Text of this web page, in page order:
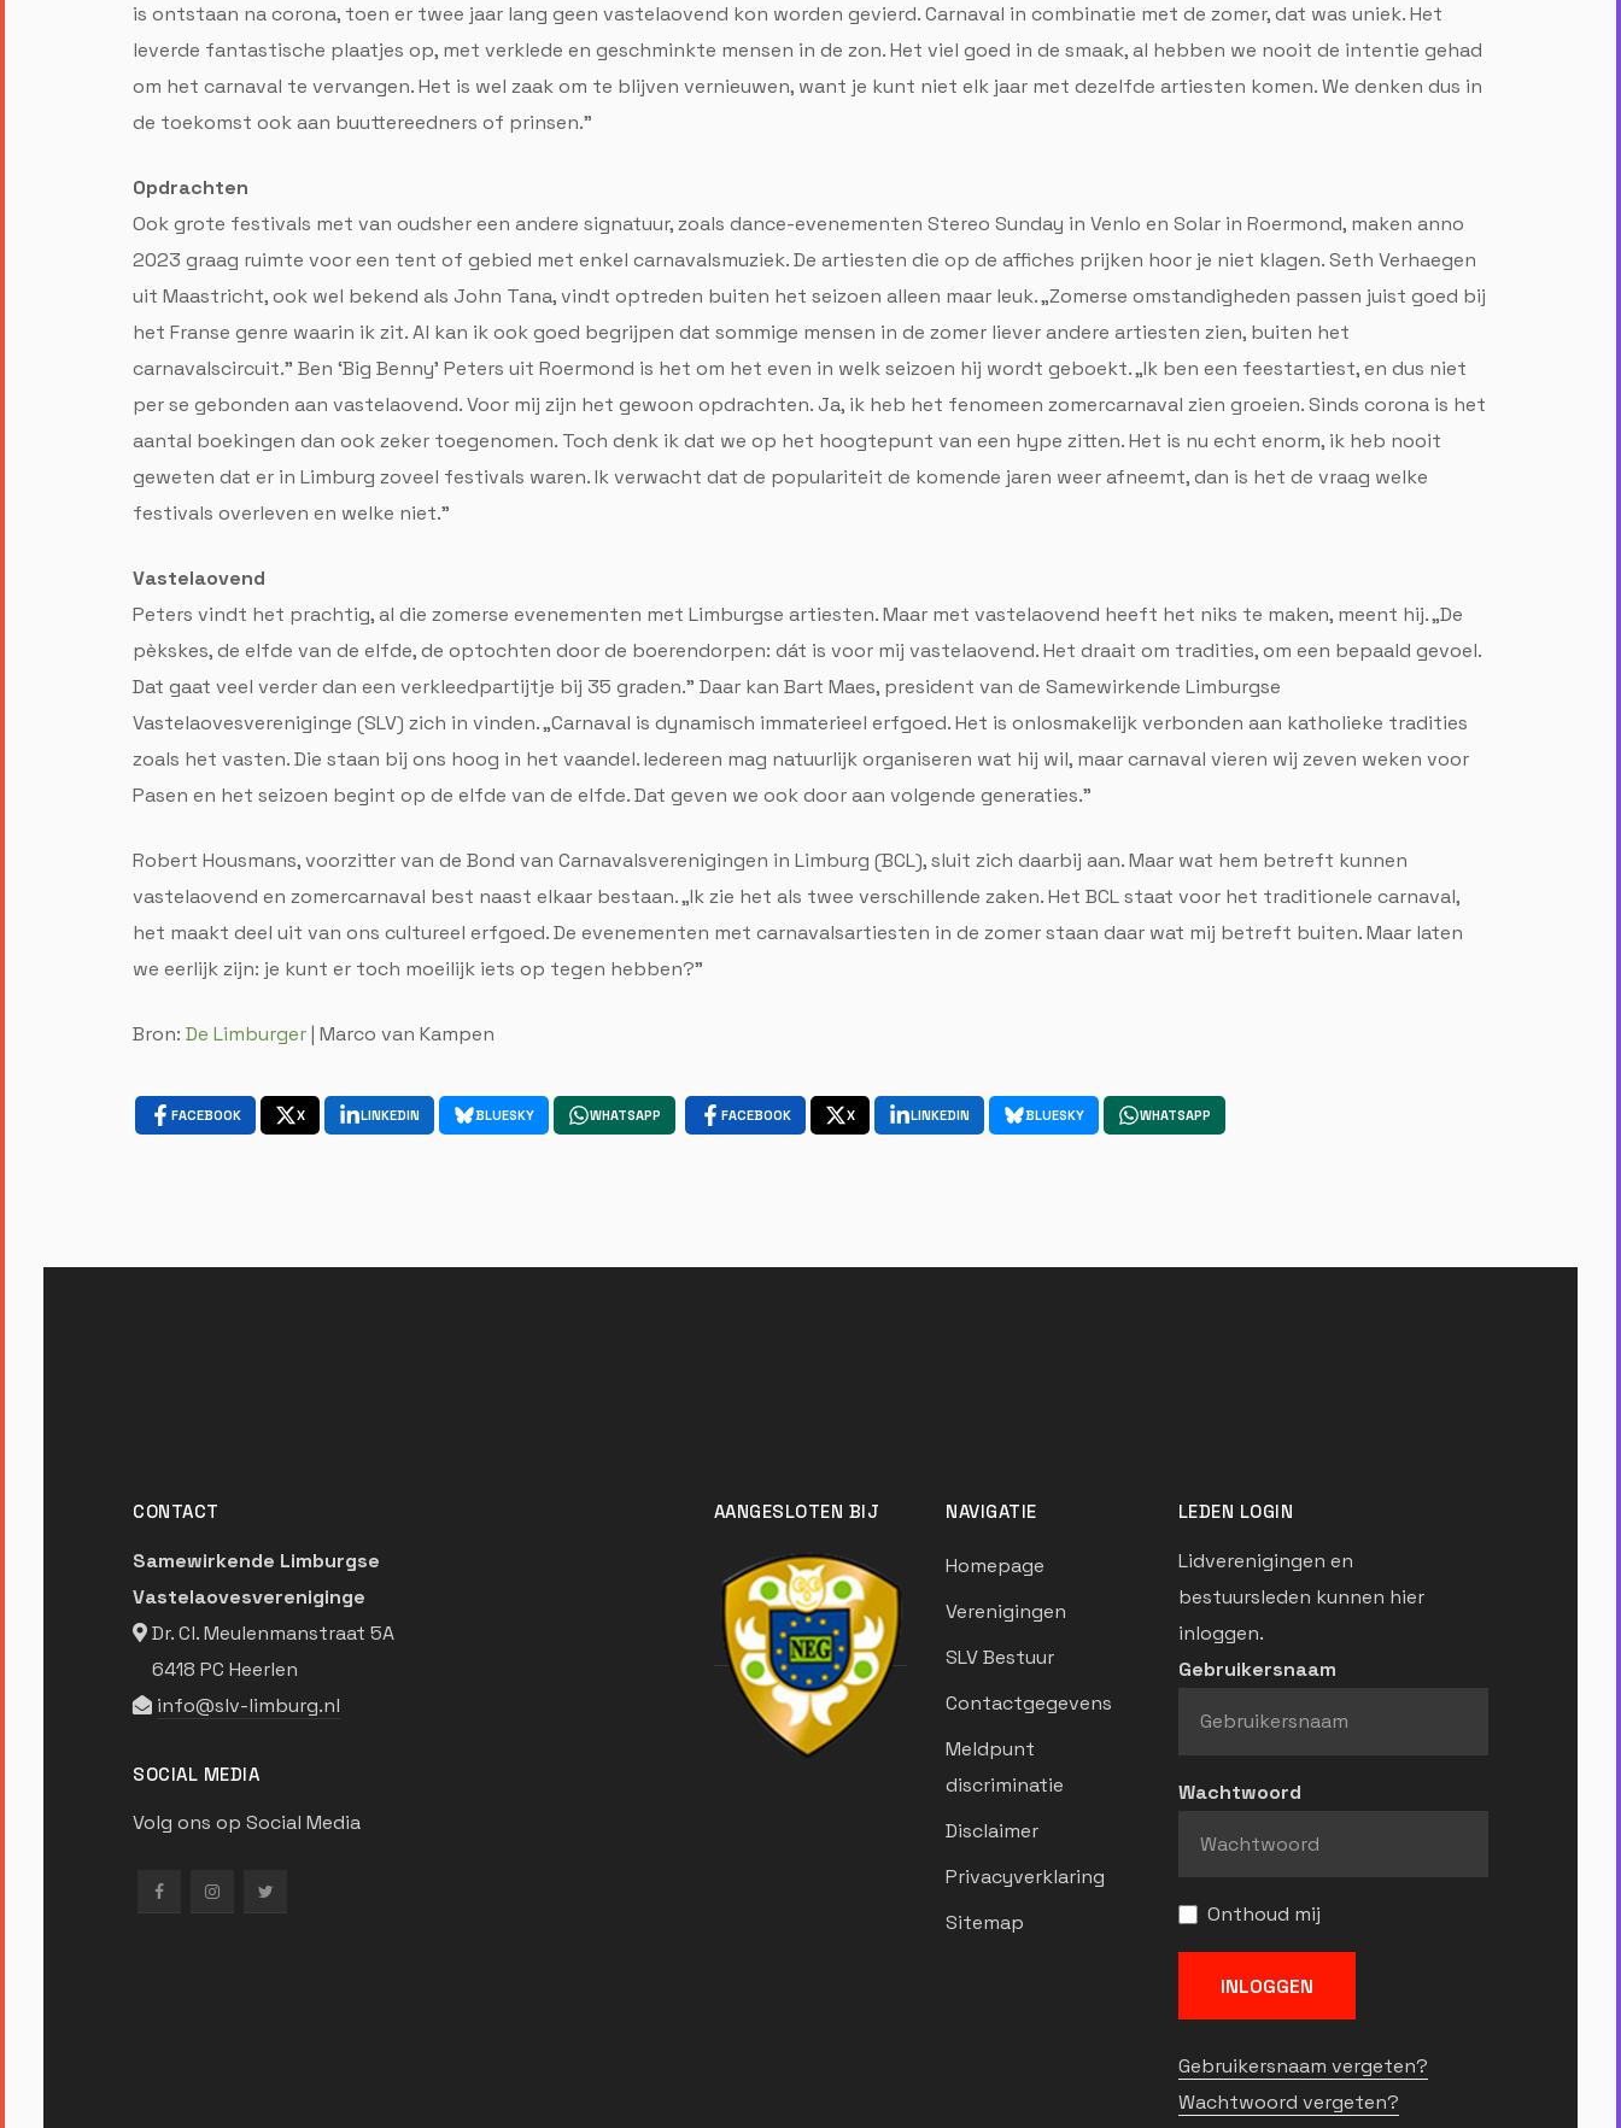
is ontstaan na corona, toen er twee jaar lang geen vastelaovend kon worden gevierd. Carnaval in combinatie met de zomer, dat was uniek. Het
leverde fantastische plaatjes op, met verklede en geschminkte mensen in de zon. Het viel goed in de smaak, al hebben we nooit de intentie gehad
om het carnaval te vervangen. Het is wel zaak om te blijven vernieuwen, want je kunt niet elk jaar met dezelfde artiesten komen. We denken dus in
de toekomst ook aan buuttereedners of prinsen.”
Opdrachten
Ook grote festivals met van oudsher een andere signatuur, zoals dance-evenementen Stereo Sunday in Venlo en Solar in Roermond, maken anno
2023 graag ruimte voor een tent of gebied met enkel carnavalsmuziek. De artiesten die op de affiches prijken hoor je niet klagen. Seth Verhaegen
uit Maastricht, ook wel bekend als John Tana, vindt optreden buiten het seizoen alleen maar leuk. „Zomerse omstandigheden passen juist goed bij
het Franse genre waarin ik zit. Al kan ik ook goed begrijpen dat sommige mensen in de zomer liever andere artiesten zien, buiten het
carnavalscircuit.” Ben ‘Big Benny’ Peters uit Roermond is het om het even in welk seizoen hij wordt geboekt. „Ik ben een feestartiest, en dus niet
per se gebonden aan vastelaovend. Voor mij zijn het gewoon opdrachten. Ja, ik heb het fenomeen zomercarnaval zien groeien. Sinds corona is het
aantal boekingen dan ook zeker toegenomen. Toch denk ik dat we op het hoogtepunt van een hype zitten. Het is nu echt enorm, ik heb nooit
geweten dat er in Limburg zoveel festivals waren. Ik verwacht dat de populariteit de komende jaren weer afneemt, dan is het de vraag welke
festivals overleven en welke niet.”
Vastelaovend
Peters vindt het prachtig, al die zomerse evenementen met Limburgse artiesten. Maar met vastelaovend heeft het niks te maken, meent hij. „De
pèkskes, de elfde van de elfde, de optochten door de boerendorpen: dát is voor mij vastelaovend. Het draait om tradities, om een bepaald gevoel.
Dat gaat veel verder dan een verkleedpartijtje bij 35 graden.” Daar kan Bart Maes, president van de Samewirkende Limburgse
Vastelaovesvereniginge (SLV) zich in vinden. „Carnaval is dynamisch immaterieel erfgoed. Het is onlosmakelijk verbonden aan katholieke tradities
zoals het vasten. Die staan bij ons hoog in het vaandel. Iedereen mag natuurlijk organiseren wat hij wil, maar carnaval vieren wij zeven weken voor
Pasen en het seizoen begint op de elfde van de elfde. Dat geven we ook door aan volgende generaties.”
Robert Housmans, voorzitter van de Bond van Carnavalsverenigingen in Limburg (BCL), sluit zich daarbij aan. Maar wat hem betreft kunnen
vastelaovend en zomercarnaval best naast elkaar bestaan. „Ik zie het als twee verschillende zaken. Het BCL staat voor het traditionele carnaval,
het maakt deel uit van ons cultureel erfgoed. De evenementen met carnavalsartiesten in de zomer staan daar wat mij betreft buiten. Maar laten
we eerlijk zijn: je kunt er toch moeilijk iets op tegen hebben?”
Bron: De Limburger | Marco van Kampen
FACEBOOK X LINKEDIN BLUESKY WHATSAPP FACEBOOK X LINKEDIN BLUESKY WHATSAPP
CONTACT
Samewirkende Limburgse
Vastelaovesvereniginge
Dr. Cl. Meulenmanstraat 5A
6418 PC Heerlen
info@slv-limburg.nl
SOCIAL MEDIA
Volg ons op Social Media
AANGESLOTEN BIJ NAVIGATIE
Homepage
Verenigingen
SLV Bestuur
Contactgegevens
Meldpunt
discriminatie
Disclaimer
Privacyverklaring
Sitemap
LEDEN LOGIN
Lidverenigingen en
bestuursleden kunnen hier
inloggen.
Gebruikersnaam
Wachtwoord
Onthoud mij
INLOGGEN
Gebruikersnaam vergeten?
Wachtwoord vergeten?